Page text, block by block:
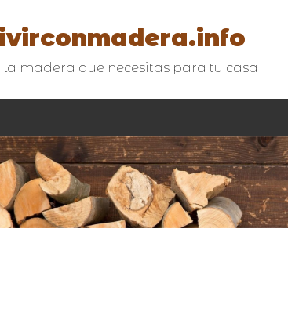
la madera que necesitas para tu casa